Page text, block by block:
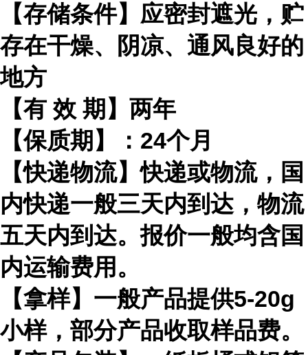
【存储条件】应密封遮光，贮
存在干燥、阴凉、通风良好的
地方
【有 效 期】两年
【保质期】： 24个月
【快递物流】快递或物流，国
内快递一般三天内到达，物流
五天内到达。报价一般均含国
内运输费用。
【拿样】一般产品提供5-20g
小样，部分产品收取样品费。